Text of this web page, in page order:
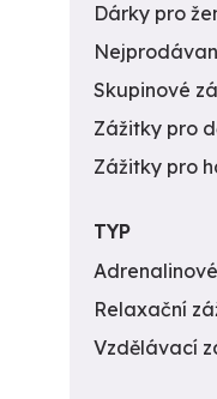
Dárky pro
Skupinové
Zážitky pro
Zážitky pro
TYP
Relaxační
Vzdělávací